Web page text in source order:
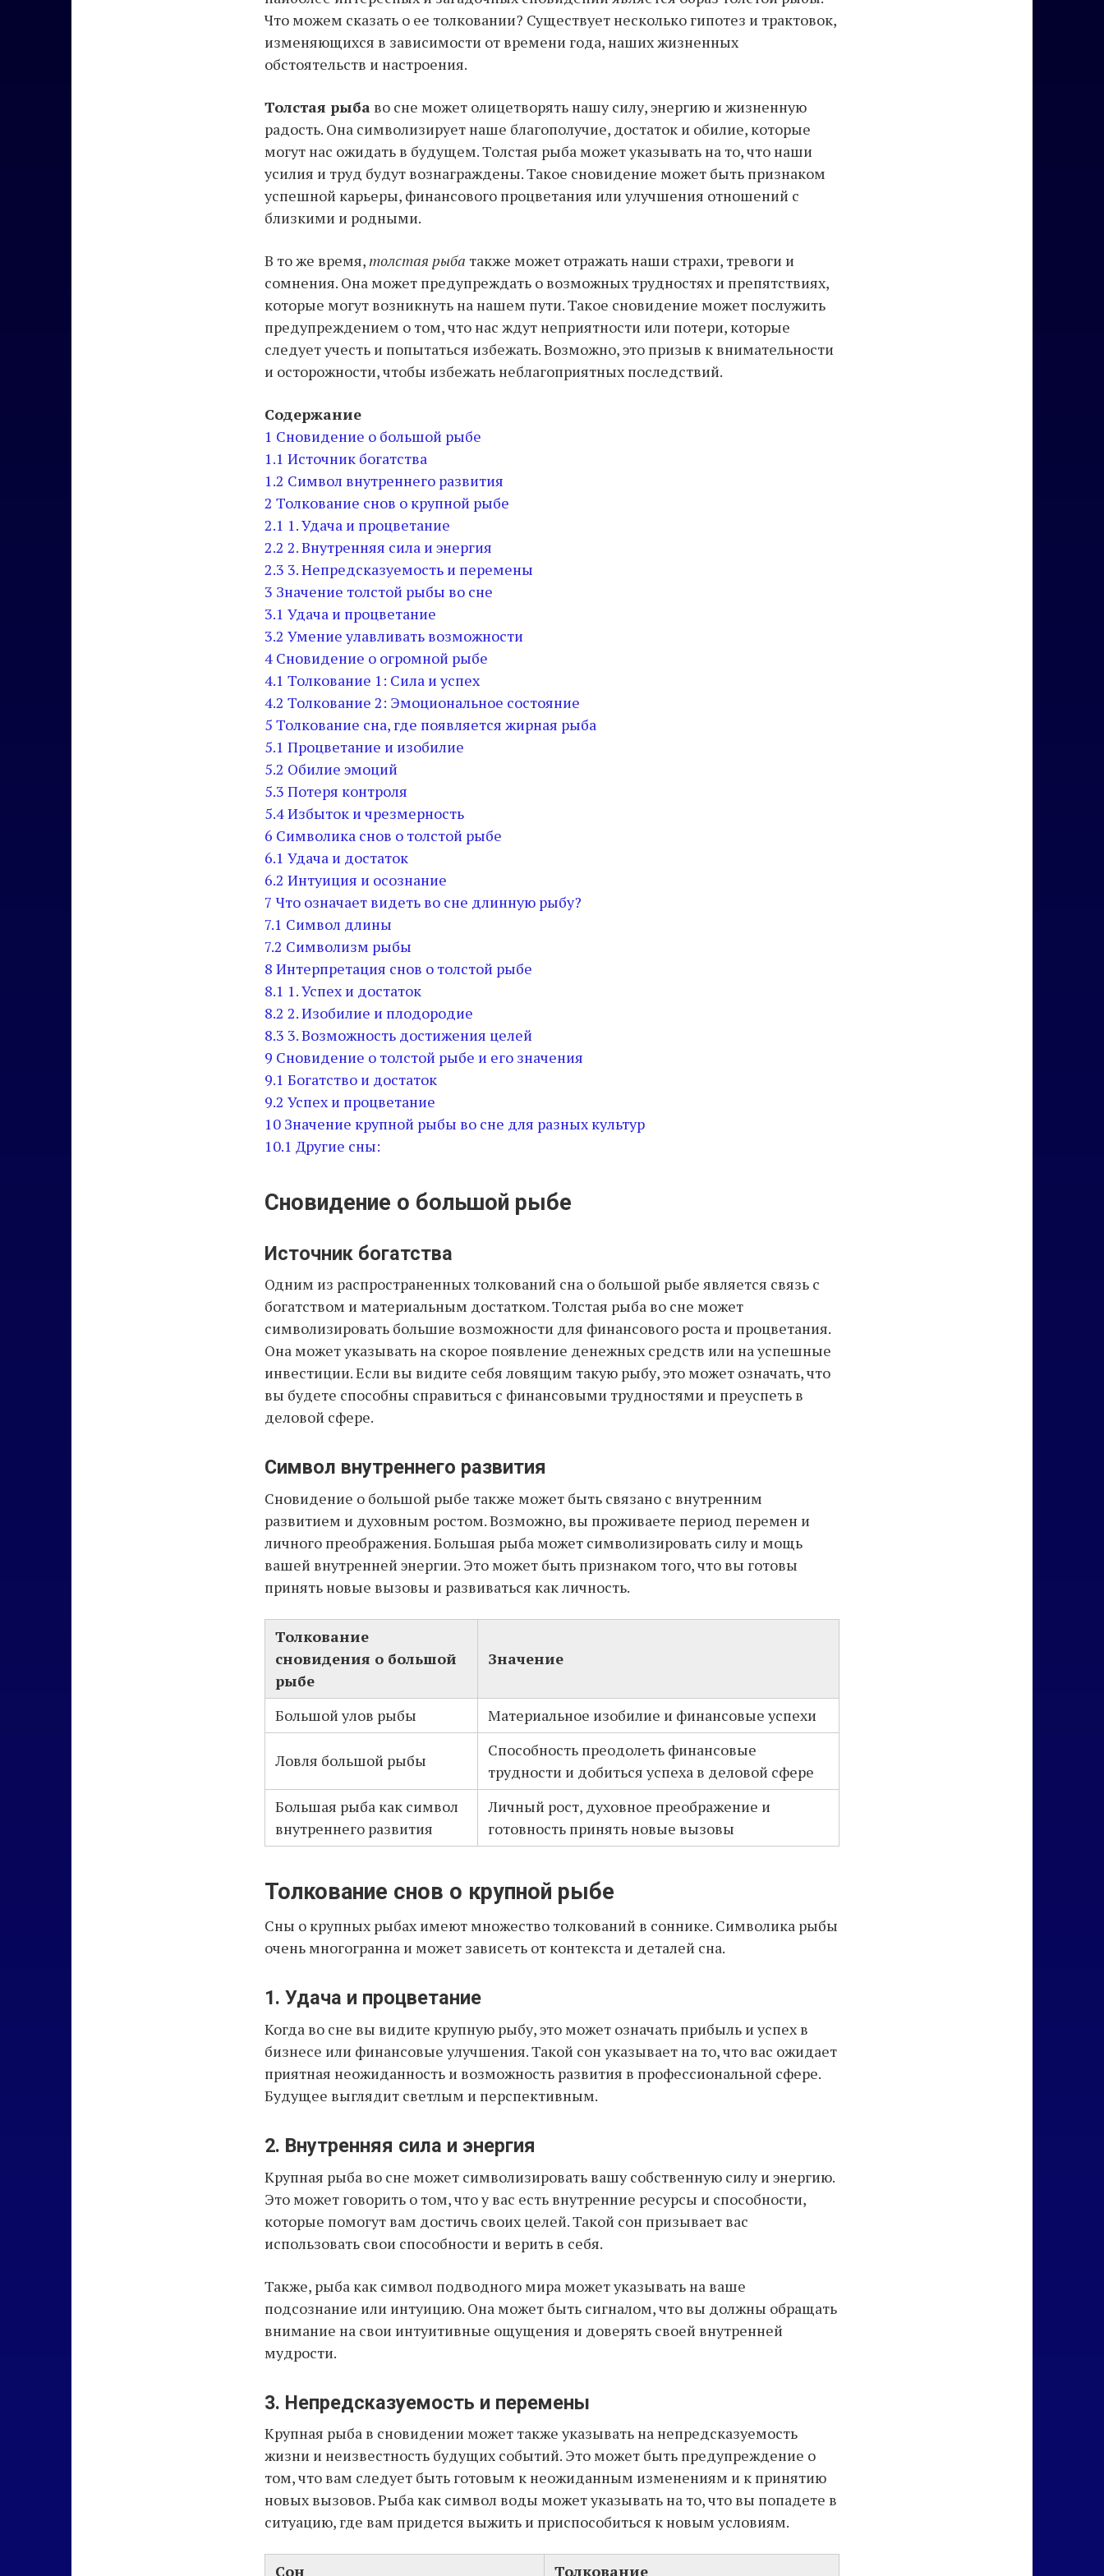
Что можем сказать о ее толковании? Существует несколько гипотез и трактовок,
изменяющихся в зависимости от времени года, наших жизненных
обстоятельств и настроения.
Толстая рыба во сне может олицетворять нашу силу, энергию и жизненную
радость. Она символизирует наше благополучие, достаток и обилие, которые
могут нас ожидать в будущем. Толстая рыба может указывать на то, что наши
усилия и труд будут вознаграждены. Такое сновидение может быть признаком
успешной карьеры, финансового процветания или улучшения отношений с
близкими и родными.
В то же время,толстая рыба также может отражать наши страхи, тревоги и
сомнения. Она может предупреждать о возможных трудностях и препятствиях,
которые могут возникнуть на нашем пути. Такое сновидение может послужить
предупреждением о том, что нас ждут неприятности или потери, которые
следует учесть и попытаться избежать. Возможно, это призыв к внимательности
и осторожности, чтобы избежать неблагоприятных последствий.
Содержание
1 Сновидение о большой рыбе
1.1 Источник богатства
1.2 Символ внутреннего развития
2 Толкование снов о крупной рыбе
2.1 1. Удача и процветание
2.2 2. Внутренняя сила и энергия
2.3 3. Непредсказуемость и перемены
3 Значение толстой рыбы во сне
3.1 Удача и процветание
3.2 Умение улавливать возможности
4 Сновидение о огромной рыбе
4.1 Толкование 1: Сила и успех
4.2 Толкование 2: Эмоциональное состояние
5 Толкование сна, где появляется жирная рыба
5.1 Процветание и изобилие
5.2 Обилие эмоций
5.3 Потеря контроля
5.4Избыток и чрезмерность
6 Символика снов о толстой рыбе
6.1 Удача и достаток
6.2 Интуиция и осознание
7 Что означает видеть во сне длинную рыбу?
7.1 Символ длины
7.2 Символизм рыбы
8 Интерпретация снов о толстой рыбе
8.1 1. Успех и достаток
8.2 2. Изобилие и плодородие
8.3 3. Возможность достижения целей
9 Сновидение о толстой рыбе и его значения
9.1 Богатство и достаток
9.2 Успех и процветание
10 Значение крупной рыбы во сне для разных культур
10.1 Другие сны:
Сновидение о большой рыбе
Источник богатства
Одним из распространенных толкований сна о большой рыбе является связь с
богатством и материальным достатком. Толстая рыба во сне может
символизировать большие возможности для финансового роста и процветания.
Она может указывать на скорое появление денежных средств или на успешные
инвестиции. Если вы видите себя ловящим такую рыбу, это может означать, что
вы будете способны справиться с финансовыми трудностями и преуспеть в
деловой сфере.
Символ внутреннего развития
Сновидение о большой рыбе также может быть связано с внутренним
развитием и духовным ростом. Возможно, вы проживаете период перемен и
личного преображения. Большая рыба может символизировать силу и мощь
вашей внутренней энергии. Это может быть признаком того, что вы готовы
принять новые вызовы и развиваться как личность.
Толкование
сновидения о большой
рыбе
Значение
Большой улов рыбы Материальное изобилие и финансовые успехи
Ловля большой рыбы
Способность преодолеть финансовые
трудности и добиться успеха в деловой сфере
Большая рыба как символ
внутреннего развития
Личный рост, духовное преображение и
готовность принять новые вызовы
Толкование снов о крупной рыбе
Сны о крупных рыбах имеют множество толкований в соннике. Символика рыбы
очень многогранна и может зависеть от контекста и деталей сна.
1. Удача и процветание
Когда во сне вы видите крупную рыбу, это может означать прибыль и успех в
бизнесе или финансовые улучшения. Такой сон указывает на то, что вас ожидает
приятная неожиданность и возможность развития в профессиональной сфере.
Будущее выглядит светлым и перспективным.
2. Внутренняя сила и энергия
Крупная рыба во сне может символизировать вашу собственную силу и энергию.
Это может говорить о том, что у вас есть внутренние ресурсы и способности,
которые помогут вам достичь своих целей. Такой сон призывает вас
использовать свои способности и верить в себя.
Также, рыба как символ подводного мира может указывать на ваше
подсознание или интуицию. Она может быть сигналом, что вы должны обращать
внимание на свои интуитивные ощущения и доверять своей внутренней
мудрости.
3. Непредсказуемость и перемены
Крупная рыба в сновидении может также указывать на непредсказуемость
жизни и неизвестность будущих событий. Это может быть предупреждение о
том, что вам следует быть готовым к неожиданным изменениям и к принятию
новых вызовов. Рыба как символ воды может указывать на то, что вы попадете в
ситуацию, где вам придется выжить и приспособиться к новым условиям.
Сон Толкование